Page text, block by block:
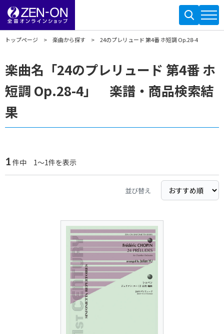
トップページ 楽曲から探す 24のプレリュード 第4番 ホ短調 Op.28-4
楽曲名「24のプレリュード 第4番 ホ
短調 Op.28-4」 楽譜・商品検索結
果
1 件中 1～1件を表示
並び替え